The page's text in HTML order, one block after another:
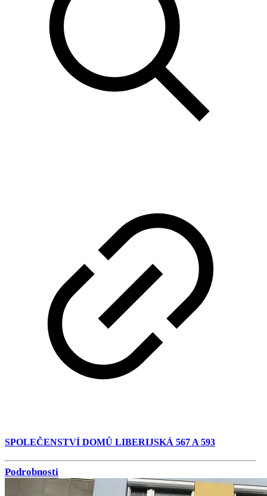
SPOLEČENSTVÍ DOMŮ LIBERIJSKÁ 567 A 593
Podrobnosti